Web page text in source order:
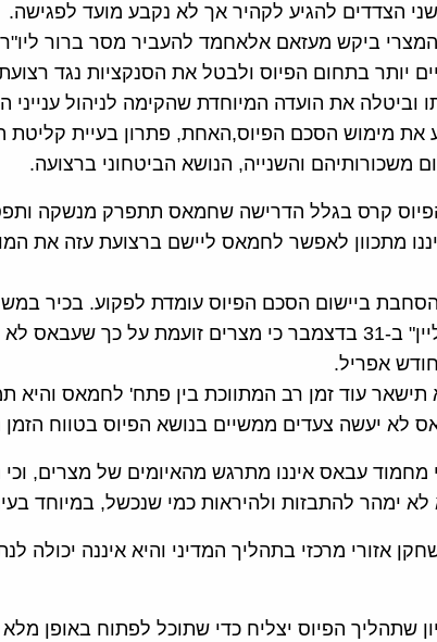
שני הצדדים להגיע לקהיר אך לא נקבע מועד לפגישה.
המצרי ביקש מעזאם אלאחמד להעביר מסר ברור
יותר בתחום הפיוס ולבטל את הסנקציות נגד
את הועדה המיוחדת שהקימה לניהול ענייני
את מימוש הסכם הפיוס,האחת, פתרון בעיית קליטת
משכורותיהם והשנייה, הנושא הביטחוני ברצועה.
הפיוס קרס בגלל הדרישה שחמאס תתפרק מנשקה
מתכוון לאפשר לחמאס ליישם ברצועת עזה את
ביישום הסכם הפיוס עומדת לפקוע. בכיר
לאתר האינטרנט "אלח'ליג' און ליין" ב-31 בדצמבר כי מצרים זועמת על
אפריל.
תישאר עוד זמן רב המתווכת בין פתח' לחמאס והיא
לא יעשה צעדים ממשיים בנושא הפיוס בטווח הזמן
מחמוד עבאס איננו מתרגש מהאיומים של מצרים,
ימהר להתבזות ולהיראות כמי שנכשל, במיוחד
אזורי מרכזי בתהליך המדיני והיא איננה יכולה
שתהליך הפיוס יצליח כדי שתוכל לפתוח באופן